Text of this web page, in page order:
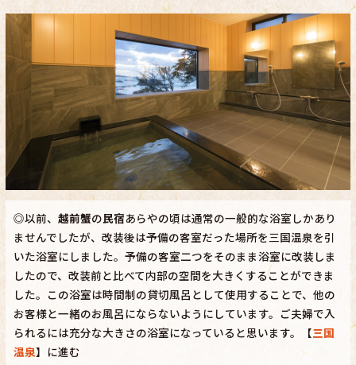
◎以前、 越前蟹の民宿あらやの頃は通常の一般的な浴室しかあり
ませんでしたが、改装後は予備の客室だった場所を三国温泉を引
いた浴室にしました。予備の客室二つをそのまま浴室に改装しま
したので、改装前と比べて内部の空間を大きくすることができま
した。この浴室は時間制の貸切風呂として使用することで、他の
お客様と一緒のお風呂にならないようにしています。ご夫婦で入
られるには充分な大きさの浴室になっていると思います。【三国
温泉】に進む